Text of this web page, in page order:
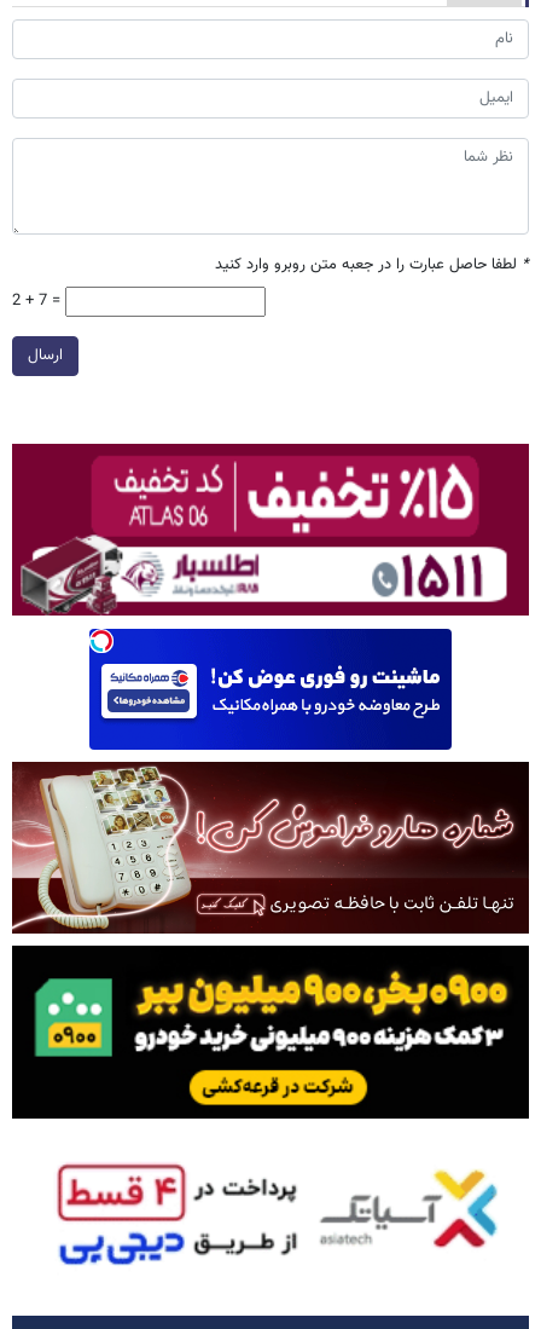
* لطفا حاصل عبارت را در جعبه متن روبرو وارد کنید
2 + 7 =
ارسال